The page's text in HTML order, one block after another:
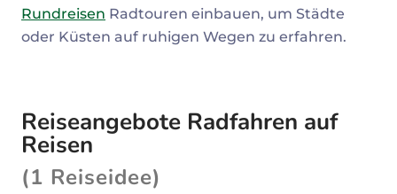
Rundreisen Radtouren einbauen, um Städte
oder Küsten auf ruhigen Wegen zu erfahren.
Reiseangebote Radfahren auf
Reisen
(1 Reiseidee)